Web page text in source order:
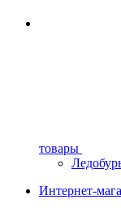
товары
Интернет-